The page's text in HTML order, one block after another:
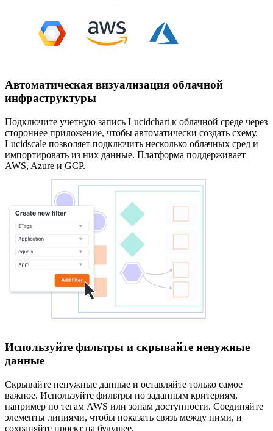
Автоматическая визуализация облачной
инфраструктуры
Подключите учетную запись Lucidchart к облачной среде через
стороннее приложение, чтобы автоматически создать схему.
Lucidscale позволяет подключить несколько облачных сред и
импортировать из них данные. Платформа поддерживает
AWS, Azure и GCP.
Используйте фильтры и скрывайте ненужные
данные
Скрывайте ненужные данные и оставляйте только самое
важное. Используйте фильтры по заданным критериям,
например по тегам AWS или зонам доступности. Соединяйте
элементы линиями, чтобы показать связь между ними, и
сохраняйте проект на будущее.